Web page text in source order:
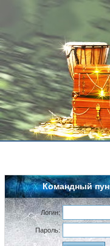
Командный
Логин:
Пароль: